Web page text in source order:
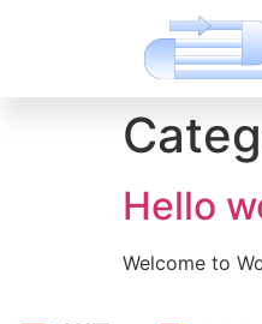
Hello
Welcome to